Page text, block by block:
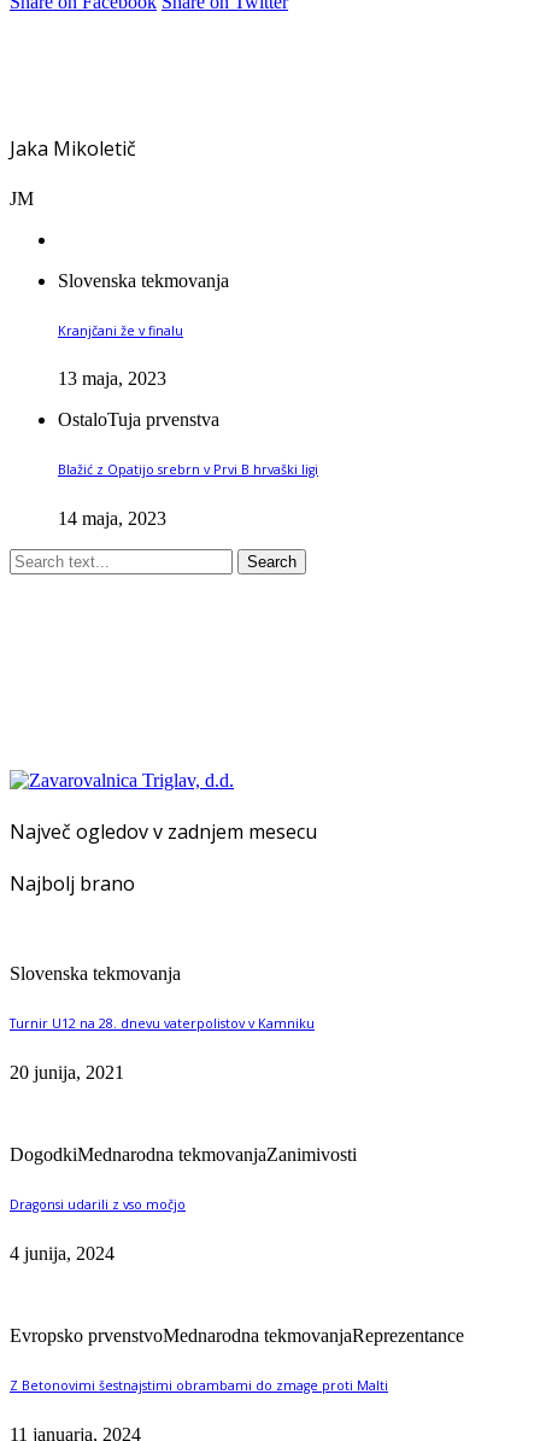
Jaka Mikoletič
JM
Slovenska tekmovanja
Kranjčani že v finalu
13 maja, 2023
OstaloTuja prvenstva
Blažić z Opatijo srebrn v Prvi B hrvaški ligi
14 maja, 2023
Search
Največ ogledov v zadnjem mesecu
Najbolj brano
Slovenska tekmovanja
Turnir U12 na 28. dnevu vaterpolistov v Kamniku
20 junija, 2021
DogodkiMednarodna tekmovanjaZanimivosti
Dragonsi udarili z vso močjo
4 junija, 2024
Evropsko prvenstvoMednarodna tekmovanjaReprezentance
Z Betonovimi šestnajstimi obrambami do zmage proti Malti
11 januarja, 2024